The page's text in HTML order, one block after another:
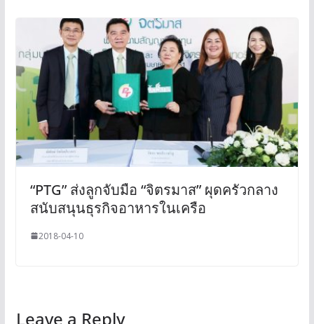
“PTG” ส่งลูกจับมือ “จิตรมาส” ผุดครัวกลาง
สนับสนุนธุรกิจอาหารในเครือ
2018-04-10
Leave a Reply